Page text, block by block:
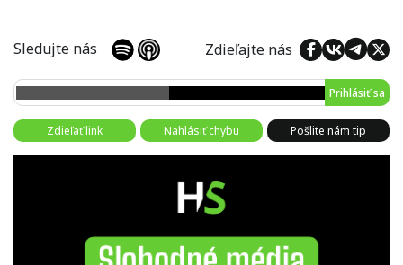
Sledujte nás Zdieľajte nás
Prihlásiť sa
Zdieľať link Nahlásiť chybu Pošlite nám tip